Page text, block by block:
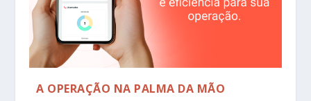
A OPERAÇÃO NA PALMA DA MÃO